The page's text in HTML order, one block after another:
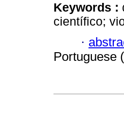
Keywords :
científico;
·
Portuguese (